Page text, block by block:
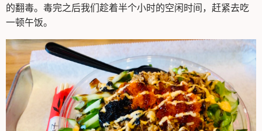
的翻毒。毒完之后我们趁着半个小时的空闲时间，赶紧去吃
一顿午饭。